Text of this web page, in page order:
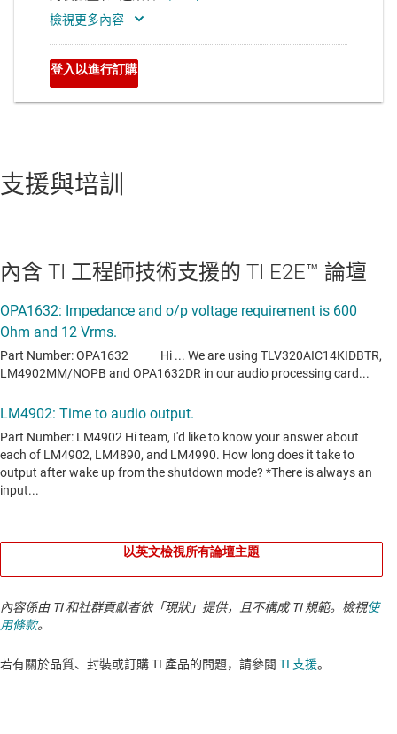
支援與培訓
內含 TI 工程師技術支援的 TI E2E™ 論壇
以英文檢視所有論壇主題
內容係由 TI 和社群貢獻者依「現狀」提供，且不構成 TI 規範。檢視使
用條款。
若有關於品質、封裝或訂購 TI 產品的問題，請參閱 TI 支援。​​​​​​​​​​​​​​